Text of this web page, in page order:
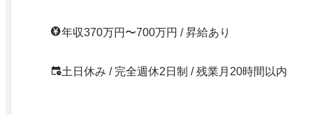
年収370万円〜700万円 / 昇給あり
土日休み / 完全週休2日制 / 残業月20時間以内